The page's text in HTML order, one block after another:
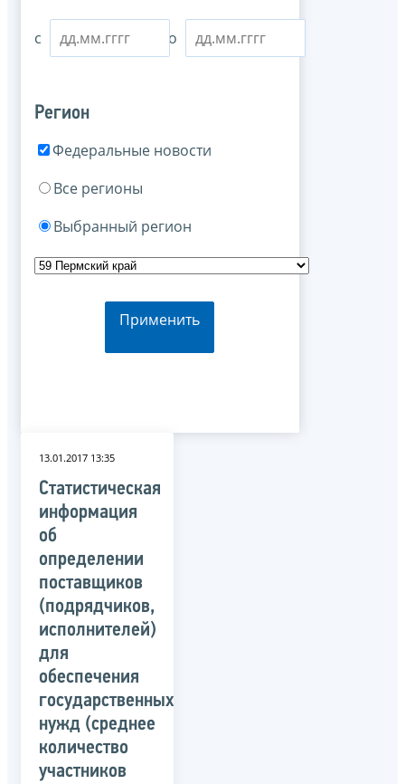
с по
Регион
Федеральные новости
Все регионы
Выбранный регион
Применить
13.01.2017 13:35
Статистическая
информация
об
определении
поставщиков
(подрядчиков,
исполнителей)
для
обеспечения
государственных
нужд (среднее
количество
участников